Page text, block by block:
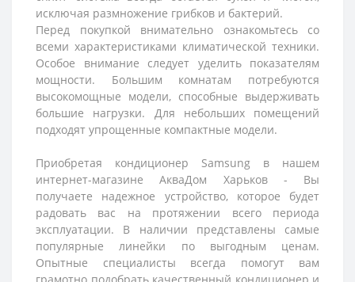
исключая размножение грибков и бактерий.
Перед покупкой внимательно ознакомьтесь со
всеми характеристиками климатической техники.
Особое внимание следует уделить показателям
мощности. Большим комнатам потребуются
высокомощные модели, способные выдерживать
большие нагрузки. Для небольших помещений
подходят упрощенные компактные модели.
Приобретая кондиционер Samsung в нашем
интернет-магазине АкваДом Харьков - Вы
получаете надежное устройство, которое будет
радовать вас на протяжении всего периода
эксплуатации. В наличии представлены самые
популярные линейки по выгодным ценам.
Опытные специалисты всегда помогут вам